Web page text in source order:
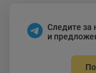
Следите
и